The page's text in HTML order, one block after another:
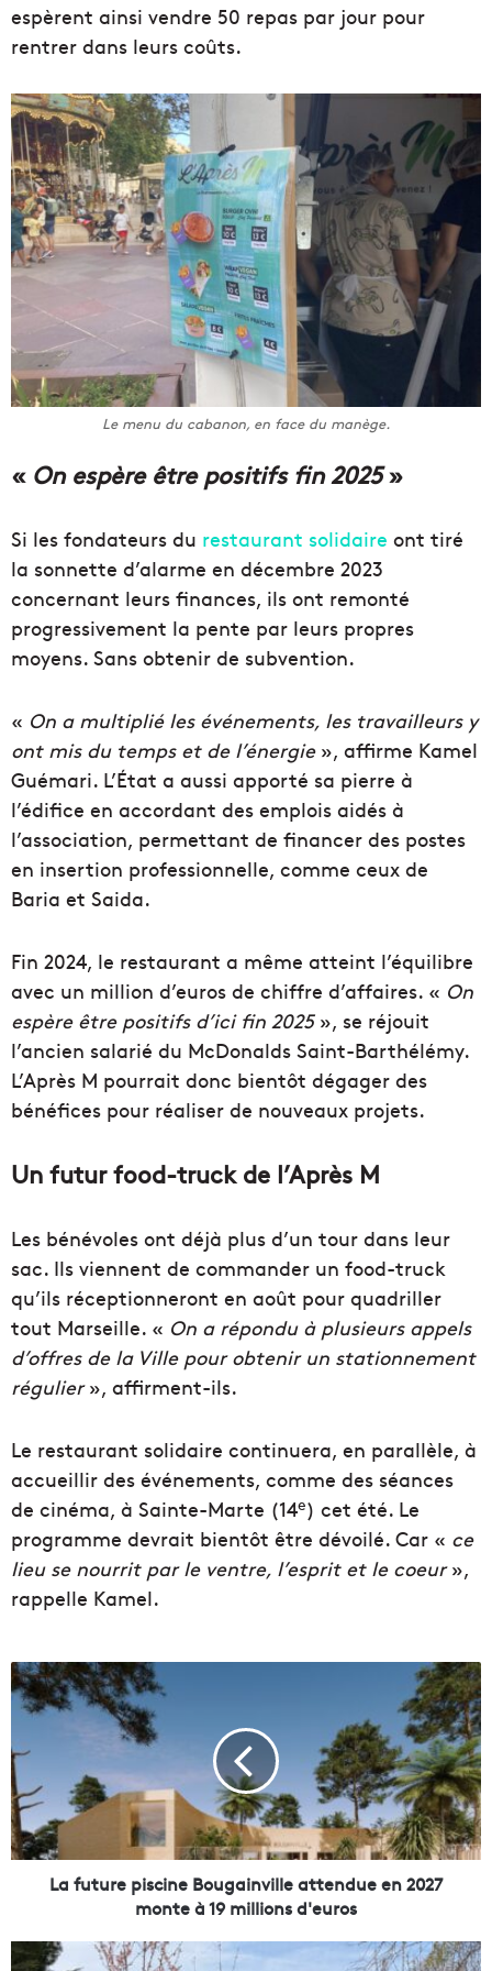
espèrent ainsi vendre 50 repas par jour pour
rentrer dans leurs coûts.
Le menu du cabanon, en face du manège.
« On espère être positifs fin 2025»
Si les fondateurs du restaurant solidaire ont tiré
la sonnette d’alarme en décembre 2023
concernant leurs finances, ils ont remonté
progressivement la pente par leurs propres
moyens. Sans obtenir de subvention.
« On a multiplié les événements, les travailleurs y
ont mis du temps et de l’énergie», affirme Kamel
Guémari. L’État a aussi apporté sa pierre à
l’édifice en accordant des emplois aidés à
l’association, permettant de financer des postes
en insertion professionnelle, comme ceux de
Baria et Saida.
Fin 2024, le restaurant a même atteint l’équilibre
avec un million d’euros de chiffre d’affaires. « On
espère être positifs d’ici fin 2025», se réjouit
l’ancien salarié du McDonalds Saint-Barthélémy.
L’Après M pourrait donc bientôt dégager des
bénéfices pour réaliser de nouveaux projets.
Un futur food-truck de l’Après M
Les bénévoles ont déjà plus d’un tour dans leur
sac. Ils viennent de commander un food-truck
qu’ils réceptionneront en août pour quadriller
tout Marseille. « On a répondu à plusieurs appels
d’offres de la Ville pour obtenir un stationnement
régulier», affirment-ils.
Le restaurant solidaire continuera, en parallèle, à
accueillir des événements, comme des séances
de cinéma, à Sainte-Marte (14e) cet été. Le
programme devrait bientôt être dévoilé. Car « ce
lieu se nourrit par le ventre, l’esprit et le coeur»,
rappelle Kamel.
L
a
u
t
u
r
e
p
La future piscine Bougainville attendue en 2027
monte à 19 millions d'euros
L